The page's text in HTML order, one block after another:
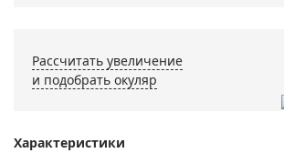
Рассчитать увеличение
и подобрать окуляр
Характеристики